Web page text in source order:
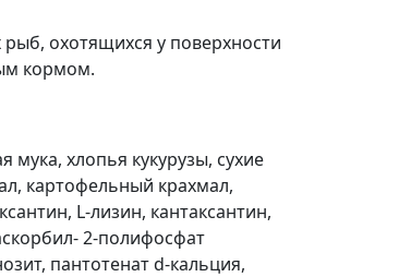
охотящихся у поверхности
кормом.
хлопья кукурузы, сухие
картофельный крахмал,
L-лизин, кантаксантин,
2-полифосфат
пантотенат d-кальция,